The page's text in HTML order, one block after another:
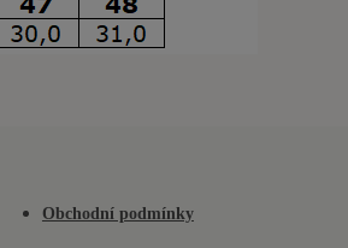
Obchodní podmínky